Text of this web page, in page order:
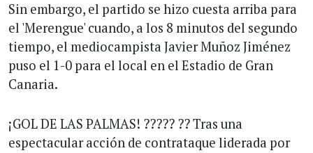
Sin embargo, el partido se hizo cuesta arriba para
el 'Merengue' cuando, a los 8 minutos del segundo
tiempo, el mediocampista Javier Muñoz Jiménez
puso el 1-0 para el local en el Estadio de Gran
Canaria.
¡GOL DE LAS PALMAS! ????? ?? Tras una
espectacular acción de contrataque liderada por